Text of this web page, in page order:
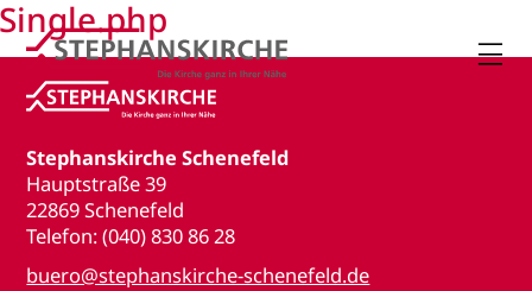

Stephanskirche Schenefeld
Hauptstraße 39
22869 Schenefeld
Telefon: (040) 830 86 28
buero@stephanskirche-schenefeld.de